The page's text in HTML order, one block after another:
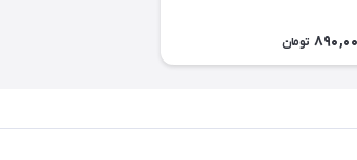
تومان